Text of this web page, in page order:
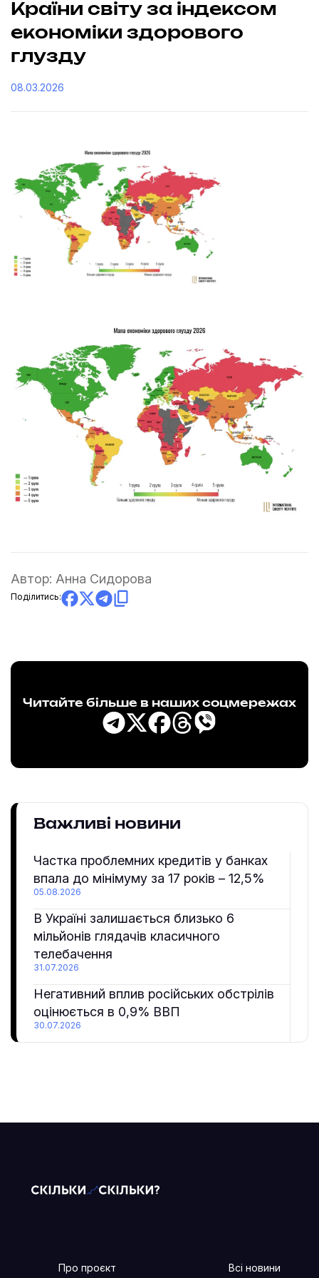
Країни світу за індексом
економіки здорового
глузду
08.03.2026
Автор: Анна Сидорова
Поділитись:
Читайте більше в наших соцмережах
Важливі новини
Частка проблемних кредитів у банках
впала до мінімуму за 17 років – 12,5%
05.08.2026
В Україні залишається близько 6
мільйонів глядачів класичного
телебачення
31.07.2026
Негативний вплив російських обстрілів
оцінюється в 0,9% ВВП
30.07.2026
Про проєкт
Всі новини